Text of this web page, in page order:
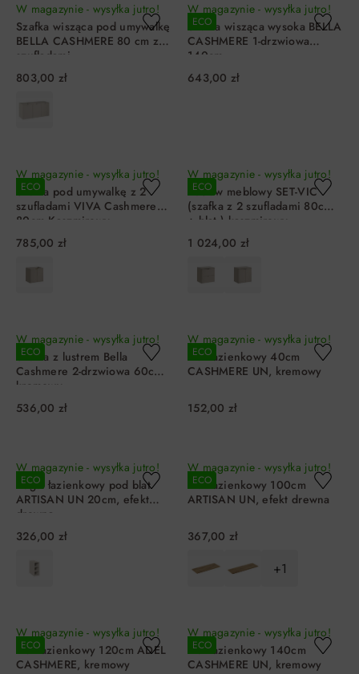
W magazynie - wysyłka jutro!
Szafka wisząca pod umywalkę
BELLA CASHMERE 80 cm z
szufladami
803,00 zł
ECO
W magazynie - wysyłka jutro!
Szafka wisząca wysoka BELLA
CASHMERE 1-drzwiowa
140cm
643,00 zł
ECO
W magazynie - wysyłka jutro!
Szafka pod umywalkę z 2
szufladami VIVA Cashmere
80cm Kaszmirowy
785,00 zł
ECO
W magazynie - wysyłka jutro!
Zestaw meblowy SET-VIC
(szafka z 2 szufladami 80cm
+ blat ) kaszmirowy
1 024,00 zł
ECO
W magazynie - wysyłka jutro!
Szafka z lustrem Bella
Cashmere 2-drzwiowa 60cm,
kremowy
536,00 zł
ECO
W magazynie - wysyłka jutro!
Blat łazienkowy 40cm
CASHMERE UN, kremowy
152,00 zł
ECO
W magazynie - wysyłka jutro!
Regał łazienkowy pod blat
ARTISAN UN 20cm, efekt
drewna
326,00 zł
ECO
W magazynie - wysyłka jutro!
Blat łazienkowy 100cm
ARTISAN UN, efekt drewna
367,00 zł
+1
ECO
W magazynie - wysyłka jutro!
Blat łazienkowy 120cm ADEL
CASHMERE, kremowy
ECO
W magazynie - wysyłka jutro!
Blat łazienkowy 140cm
CASHMERE UN, kremowy